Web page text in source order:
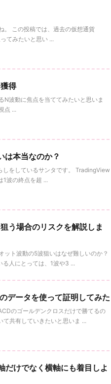
。 この投稿では、過去の仮想通貨
てみたいと思い ...
得
N波動に焦点を当ててみたいと思いま
点 ...
は本当なのか？
しをしているサンタです。 TradingView
1波の終点を超 ...
う場合のリスクを解説しま
ット波動の5波狙いはなぜ難しいのか？
る人にとっては、1波や3 ...
データを使って証明してみた
のゴールデンクロスだけで勝てるの
共有していきたいと思いま ...
だけでなく横軸にも着目しよ